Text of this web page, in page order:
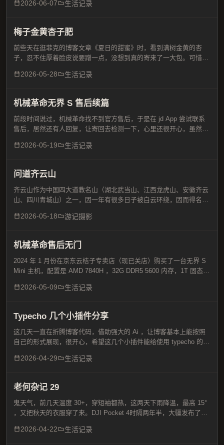
天，稍微有些好转，就没有去了。隔天半夜又开始疼了起来...
2026-06-07 生活记录
‌梅子金黄杏子肥
前些天在逛菲克的博客文章《夏日的甜蜜》时，看到满树金黄的杏
子，忍不住厚着脸皮说要蹭一点，没想到真的寄来了一大包。可惜成
感非常好，入口细腻，软糯可口，非常甜，有记忆中的味道，果果...
2026-05-28 生活记录
机械革命无界 S 售后续篇
前段时间说过，机械革命找不到官方售后，于是在 jd App 尝试联系
售后，居然还有人回复，让寄回去检测一下，心里还很开心，虽然闭
丰保价寄到他们提供的售后地址，在南京，11 号上...
2026-05-19 生活记录
问道齐云山
齐云山作为中国四大道教名山（湖北武当山、江西龙虎山、安徽齐云
山、四川青城山）之一，因一年有很多日子被白云环绕，因而得名，
绿水丹崖甲江南”的美誉，誉为“天下无双胜境，江南第一名...
2026-05-18 游记摄影
机械革命售后无门
2024 年 1 月份在京东云桔子专卖店（现已关店）购买了一台无界 S
Mini 主机，配置是 AMD 7840H ，32G DDR5 5600 内存，1T 固态硬
Mac Mi...
2026-05-09 生活记录
Typecho 几个小插件分享
这几天一直在折腾博客代码，借助强大的 Ai ，让博客基本上能按照
自己的形式展现，很开心，希望这几个小插件能给使用 typecho 的同
在图床有助于提高加载速度，前些年...
2026-04-29 生活记录
老何杂记 29
鬼天气，前几天温度 30+，穿短袖都热，这两天下雨降温，最高 15°
，又把秋天的衣服穿了来。DJI Pocket 4时隔两年半，大疆发布了
卡扩展，...
2026-04-22 生活记录